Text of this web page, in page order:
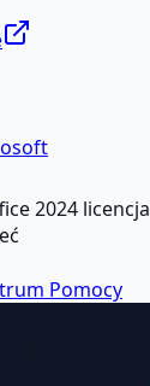
2024
Pomocy